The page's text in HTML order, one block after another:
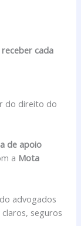
cada
do direito do
de apoio
a Mota
advogados
seguros